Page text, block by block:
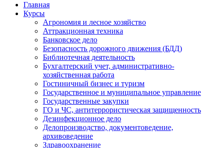
Главная
Курсы
Агрономия и лесное хозяйство
Аттракционная техника
Банковское дело
Безопасность дорожного движения (БДД)
Библиотечная деятельность
Бухгалтерский учет, административно-
хозяйственная работа
Гостиничный бизнес и туризм
Государственное и муниципальное управление
Государственные закупки
ГО и ЧС, антитеррористическая защищенность
Дезинфекционное дело
Делопроизводство, документоведение,
архивоведение
Здравоохранение